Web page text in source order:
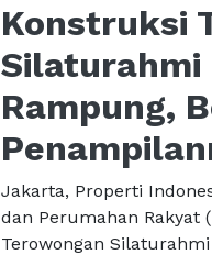
Konstruksi
Rampung,
Jakarta, Properti
dan Perumahan Rakyat
Terowongan